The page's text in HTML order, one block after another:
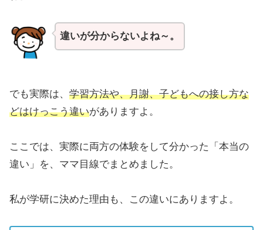
違いが分からないよね～。
でも実際は、 学習方法や、月謝、子どもへの接し方な
どはけっこう違いがありますよ。
ここでは、実際に両方の体験をして分かった「本当の
違い」を、ママ目線でまとめました。
私が学研に決めた理由も、この違いにありますよ。